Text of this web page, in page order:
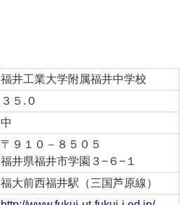
福井工業大学附属福井中学校
３５.０
中
〒９１０－８５０５
福井県福井市学園３−６−１
福大前西福井駅（三国芦原線）